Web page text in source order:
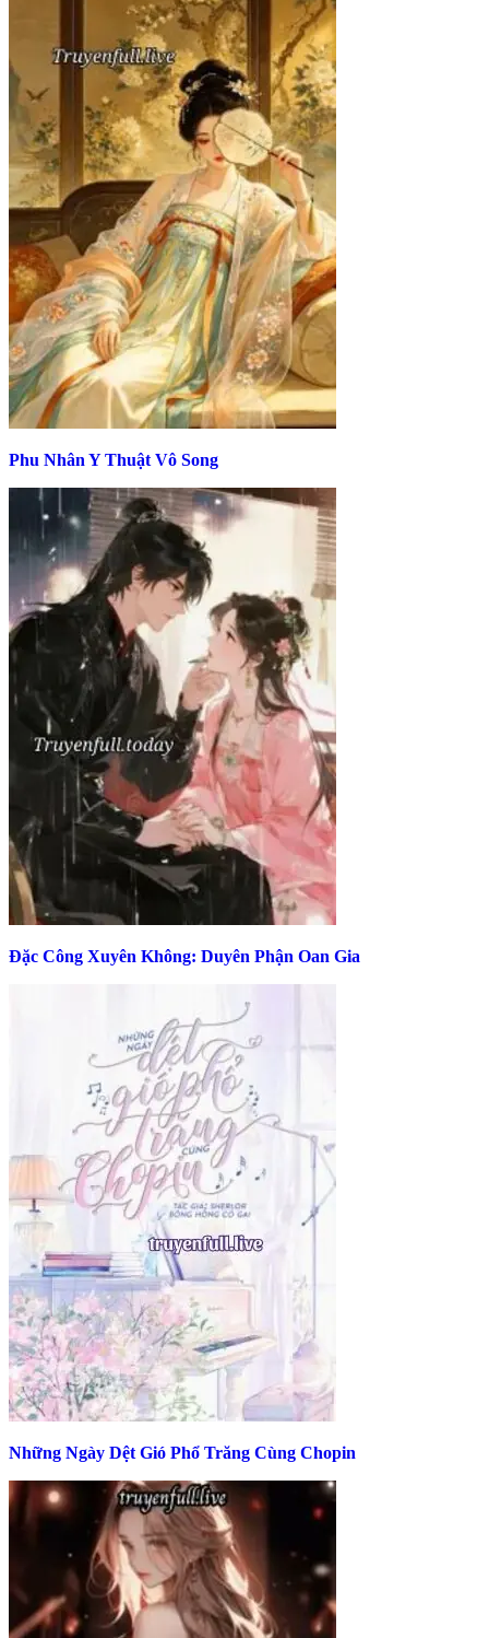
Phu Nhân Y Thuật Vô Song
Đặc Công Xuyên Không: Duyên Phận Oan Gia
Những Ngày Dệt Gió Phổ Trăng Cùng Chopin